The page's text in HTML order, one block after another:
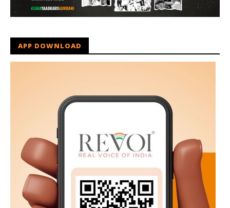
APP DOWNLOAD